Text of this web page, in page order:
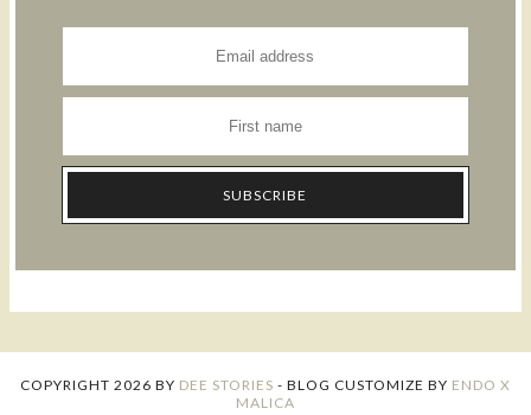
COPYRIGHT 2026 BY DEE STORIES - BLOG CUSTOMIZE BY ENDO X
MALICA